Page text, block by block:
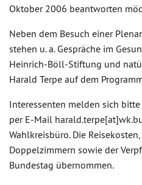
Oktober 2006 beantworten
Neben dem Besuch einer
stehen u. a. Gespräche im
Heinrich-Böll-Stiftung und
Harald Terpe auf dem
Interessenten melden sich
per E-Mail
Wahlkreisbüro. Die
Doppelzimmern sowie der
Bundestag übernommen.